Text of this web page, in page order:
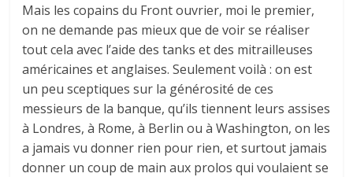
Mais les copains du Front ouvrier, moi le premier,
on ne demande pas mieux que de voir se réaliser
tout cela avec l’aide des tanks et des mitrailleuses
américaines et anglaises. Seulement voilà : on est
un peu sceptiques sur la générosité de ces
messieurs de la banque, qu’ils tiennent leurs assises
à Londres, à Rome, à Berlin ou à Washington, on les
a jamais vu donner rien pour rien, et surtout jamais
donner un coup de main aux prolos qui voulaient se